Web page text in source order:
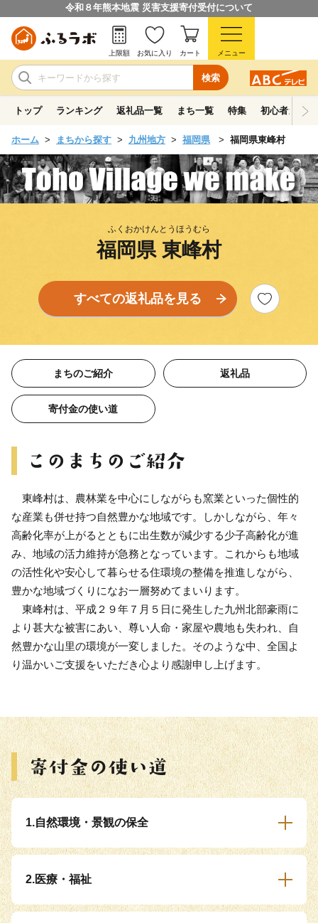
令和８年熊本地震 災害支援寄付受付について
検索
上限額 お気に入り カート メニュー
トップ ランキング 返礼品一覧 まち一覧 特集 初心者ガイド
ホーム まちから探す 九州地方 福岡県 福岡県東峰村
ふくおかけんとうほうむら
福岡県 東峰村
すべての返礼品を見る
まちのご紹介 返礼品
寄付金の使い道
東峰村は、農林業を中心にしながらも窯業といった個性的
な産業も併せ持つ自然豊かな地域です。しかしながら、年々
高齢化率が上がるとともに出生数が減少する少子高齢化が進
み、地域の活力維持が急務となっています。これからも地域
の活性化や安心して暮らせる住環境の整備を推進しながら、
豊かな地域づくりになお一層努めてまいります。
東峰村は、平成２９年７月５日に発生した九州北部豪雨に
より甚大な被害にあい、尊い人命・家屋や農地も失われ、自
然豊かな山里の環境が一変しました。そのような中、全国よ
り温かいご支援をいただき心より感謝申し上げます。
1.自然環境・景観の保全
2.医療・福祉